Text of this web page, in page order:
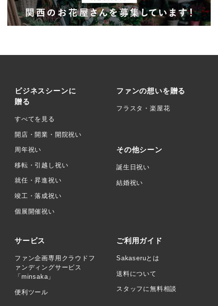
ビジネスシーンに
贈る
すべてを見る
開店・開業・開院祝い
周年祝い
移転・引越し祝い
就任・昇進祝い
竣工・落成祝い
個展開催祝い
ファンの想いを贈る
フラスタ・楽屋花
その他シーン
誕生日祝い
結婚祝い
サービス
ファン企画専用クラウドフ
ァンディングサービス
「minsaka」
便利ツール
ご利用ガイド
Sakaseruとは
送料について
スタッフに無料相談